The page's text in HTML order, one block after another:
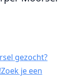
gezocht?
je een